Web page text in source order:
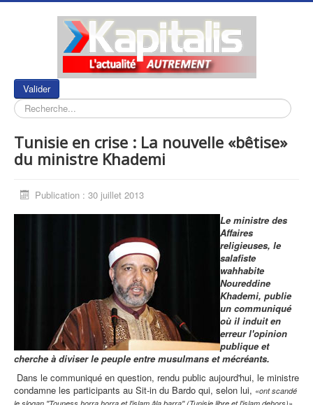
Valider
Tunisie en crise : La nouvelle «bêtise»
du ministre Khademi
Publication : 30 juillet 2013
Le ministre des
Affaires
religieuses, le
salafiste
wahhabite
Noureddine
Khademi, publie
un communiqué
où il induit en
erreur l'opinion
publique et
cherche à diviser le peuple entre musulmans et mécréants.
Dans le communiqué en question, rendu public aujourd'hui, le ministre
condamne les participants au Sit-in du Bardo qui, selon lui, «ont scandé